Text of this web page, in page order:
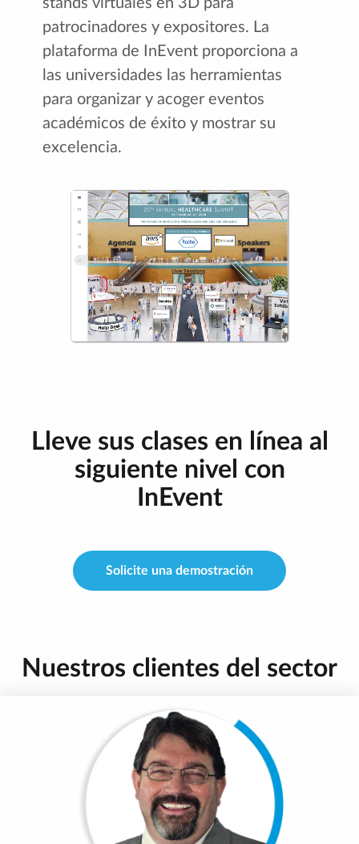
patrocinadores y expositores. La
plataforma de InEvent proporciona a
las universidades las herramientas
para organizar y acoger eventos
académicos de éxito y mostrar su
excelencia.
Lleve sus clases en línea al
siguiente nivel con
InEvent
Solicite una demostración
Nuestros clientes del sector